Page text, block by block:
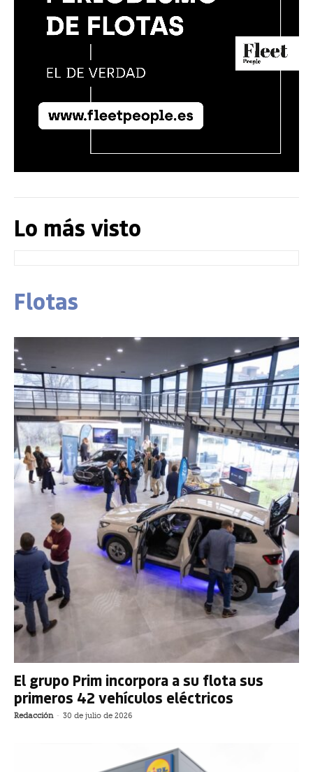
Lo más visto
Flotas
El grupo Prim incorpora a su flota sus
primeros 42 vehículos eléctricos
Redacción - 30 de julio de 2026